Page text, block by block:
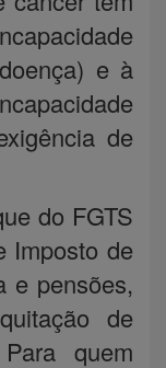
e à
de
do FGTS
Imposto de
e pensões,
de
quem